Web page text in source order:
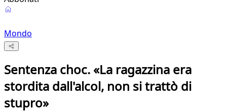
Mondo
Sentenza choc. «La ragazzina era
stordita dall'alcol, non si trattò di
stupro»